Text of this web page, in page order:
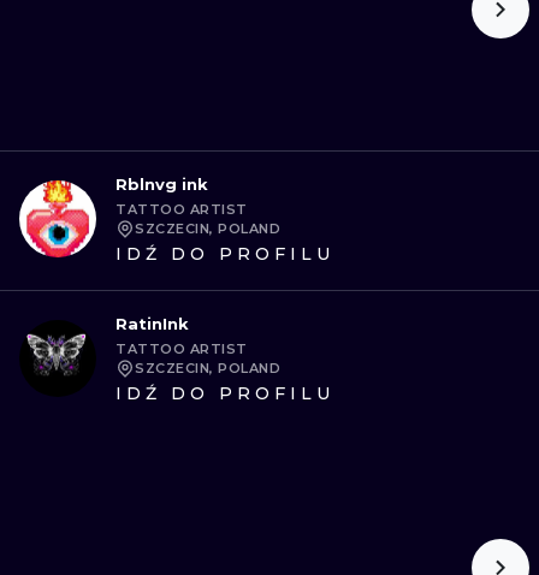
Rblnvg ink
TATTOO ARTIST
SZCZECIN, POLAND
IDŹ DO PROFILU
RatinInk
TATTOO ARTIST
SZCZECIN, POLAND
IDŹ DO PROFILU